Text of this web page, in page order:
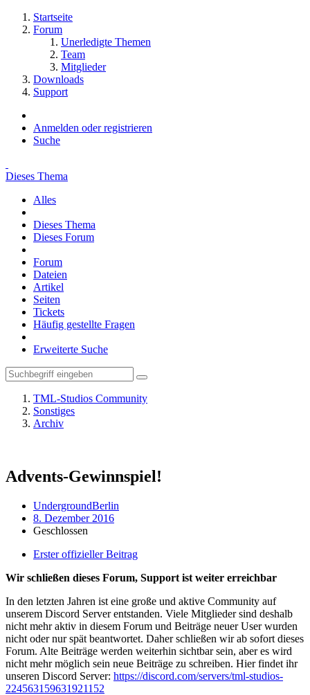
Startseite
Forum
Unerledigte Themen
Team
Mitglieder
Downloads
Support
Anmelden oder registrieren
Suche
Dieses Thema
Alles
Dieses Thema
Dieses Forum
Forum
Dateien
Artikel
Seiten
Tickets
Häufig gestellte Fragen
Erweiterte Suche
TML-Studios Community
Sonstiges
Archiv
Advents-Gewinnspiel!
UndergroundBerlin
8. Dezember 2016
Geschlossen
Erster offizieller Beitrag
Wir schließen dieses Forum, Support ist weiter erreichbar
In den letzten Jahren ist eine große und aktive Community auf
unserem Discord Server entstanden. Viele Mitglieder sind deshalb
nicht mehr aktiv in diesem Forum und Beiträge neuer User wurden
nicht oder nur spät beantwortet. Daher schließen wir ab sofort dieses
Forum. Alte Beiträge werden weiterhin sichtbar sein, aber es wird
nicht mehr möglich sein neue Beiträge zu schreiben. Hier findet ihr
unseren Discord Server: https://discord.com/servers/tml-studios-
224563159631921152